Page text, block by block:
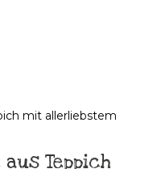
Teppich